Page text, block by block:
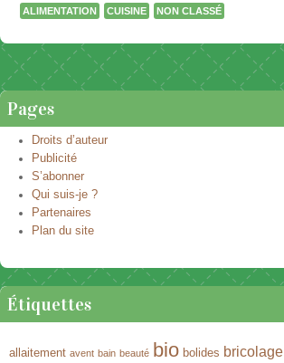
ALIMENTATION CUISINE NON CLASSÉ
Naviguer dans les articles
Pages
Droits d’auteur
Publicité
S’abonner
Qui suis-je ?
Partenaires
Plan du site
Étiquettes
allaitement avent bain beauté bio bolides bricolage